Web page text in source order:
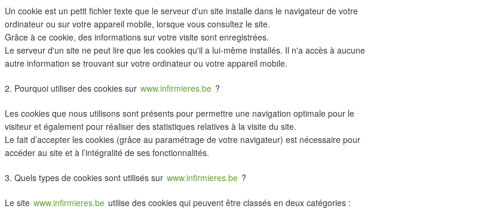
Un cookie est un petit fichier texte que le serveur d'un site installe dans le navigateur de votre
ordinateur ou sur votre appareil mobile, lorsque vous consultez le site.
Grâce à ce cookie, des informations sur votre visite sont enregistrées.
Le serveur d'un site ne peut lire que les cookies qu'il a lui-même installés. Il n'a accès à aucune
autre information se trouvant sur votre ordinateur ou votre appareil mobile.
2. Pourquoi utiliser des cookies sur www.infirmieres.be ?
Les cookies que nous utilisons sont présents pour permettre une navigation optimale pour le
visiteur et également pour réaliser des statistiques relatives à la visite du site.
Le fait d’accepter les cookies (grâce au paramétrage de votre navigateur) est nécessaire pour
accéder au site et à l’intégralité de ses fonctionnalités.
3. Quels types de cookies sont utilisés sur www.infirmieres.be ?
Le site www.infirmieres.be utilise des cookies qui peuvent être classés en deux catégories :